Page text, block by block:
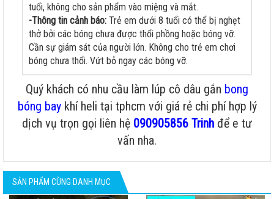
tuổi, không cho sản phẩm vào miệng và mắt.
-Thông tin cảnh báo: Trẻ em dưới 8 tuổi có thể bị nghẹt
thở bởi các bóng chưa được thổi phồng hoặc bóng vỡ.
Cần sự giám sát của người lớn. Không cho trẻ em chơi
bóng chưa thổi. Vứt bỏ ngay các bóng vỡ.
Quý khách có nhu cầu làm lúp cô dâu gắn bong
bóng baykhí heli tại tphcm với giá rẻ chi phí hợp lý
dịch vụ trọn gọi liên hệ 090905856 Trinh để e tư
vấn nha.
SẢN PHẨM CÙNG DANH MỤC